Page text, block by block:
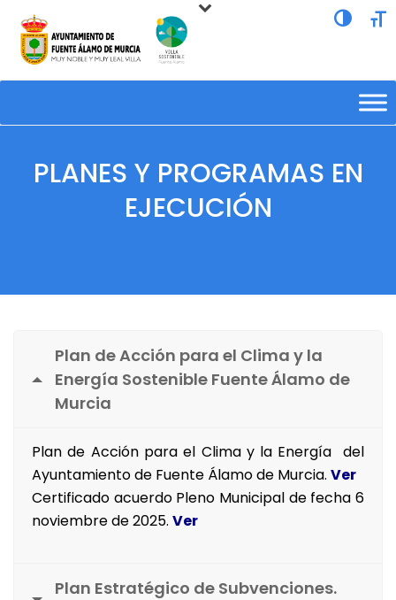
Alternar
PLANES Y PROGRAMAS EN
EJECUCIÓN
Plan de Acción para el Clima y la
Energía Sostenible Fuente Álamo de
Murcia
Plan de Acción para el Clima y la Energía del
Ayuntamiento de Fuente Álamo de Murcia. Ver
Certificado acuerdo Pleno Municipal de fecha 6
noviembre de 2025. Ver
Plan Estratégico de Subvenciones.